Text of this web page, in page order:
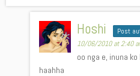
Hoshi Post
10/06/2010 at 2:40
oo nga e, inuna
haahha